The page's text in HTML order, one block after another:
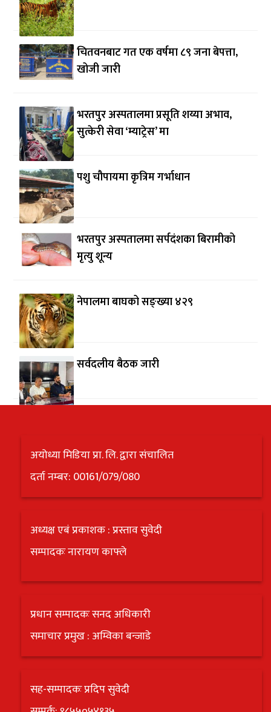
चितवनबाट गत एक वर्षमा ८९ जना बेपत्ता,
खोजी जारी
भरतपुर अस्पतालमा प्रसूति शय्या अभाव,
सुत्केरी सेवा ‘म्याट्रेस’ मा
पशु चौपायमा कृत्रिम गर्भाधान
भरतपुर अस्पतालमा सर्पदंशका बिरामीको
मृत्यु शून्य
नेपालमा बाघको सङ्ख्या ४२९
सर्वदलीय बैठक जारी
अयोध्या मिडिया प्रा. लि. द्वारा संचालित
दर्ता नम्बर: 00161/079/080
अध्यक्ष एबं प्रकाशक : प्रस्ताव सुवेदी
सम्पादकः नारायण काफ्ले
प्रधान सम्पादकः सनद अधिकारी
समाचार प्रमुख : अम्विका बन्जाडे
सह-सम्पादकः प्रदिप सुवेदी